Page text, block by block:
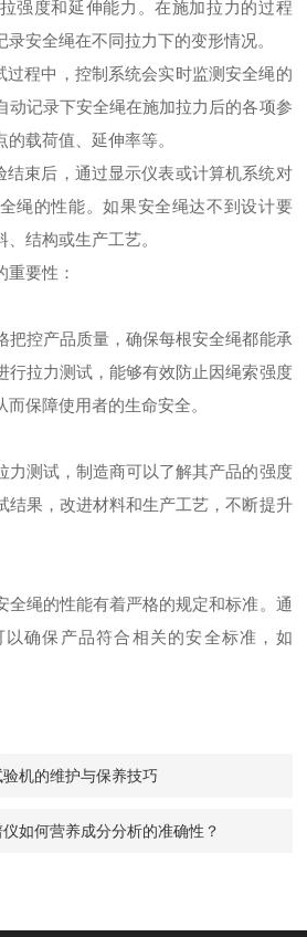
强度和延伸能力。在施加拉力的过程
安全绳在不同拉力下的变形情况。
程中，控制系统会实时监测安全绳的
动记录下安全绳在施加拉力后的各项参
载荷值、延伸率等。
束后，通过显示仪表或计算机系统对
绳的性能。如果安全绳达不到设计要
结构或生产工艺。
要性：
控产品质量，确保每根安全绳都能承
行拉力测试，能够有效防止因绳索强度
保障使用者的生命安全。
测试，制造商可以了解其产品的强度
结果，改进材料和生产工艺，不断提升
绳的性能有着严格的规定和标准。通
确保产品符合相关的安全标准，如
机的维护与保养技巧
如何营养成分分析的准确性？